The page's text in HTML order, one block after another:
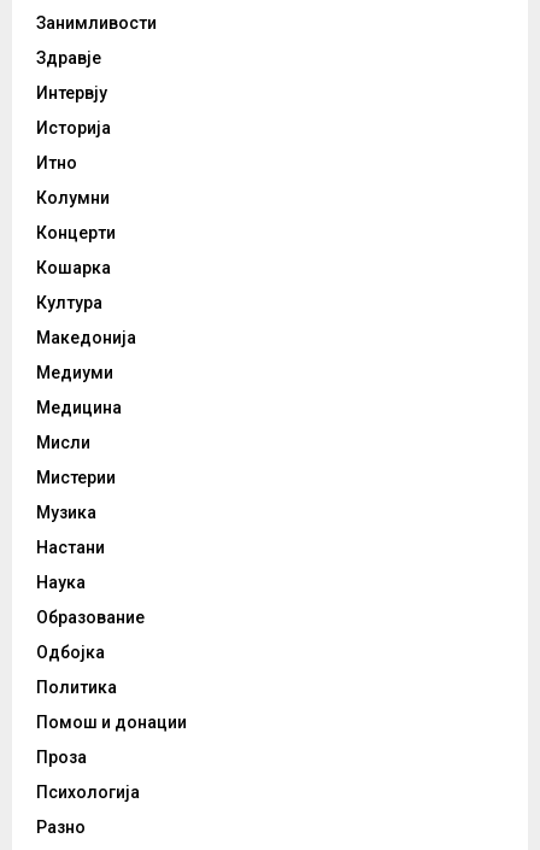
Занимливости
Здравје
Интервју
Историја
Итно
Колумни
Концерти
Кошарка
Култура
Македонија
Медиуми
Медицина
Мисли
Мистерии
Музика
Настани
Наука
Образование
Одбојка
Политика
Помош и донации
Проза
Психологија
Разно